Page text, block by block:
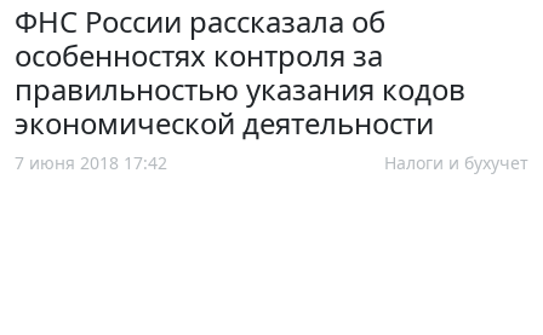
ФНС России рассказала об
особенностях контроля за
правильностью указания кодов
экономической деятельности
7 июня 2018 17:42 Налоги и бухучет